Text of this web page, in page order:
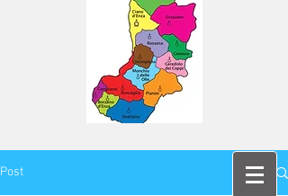
Post